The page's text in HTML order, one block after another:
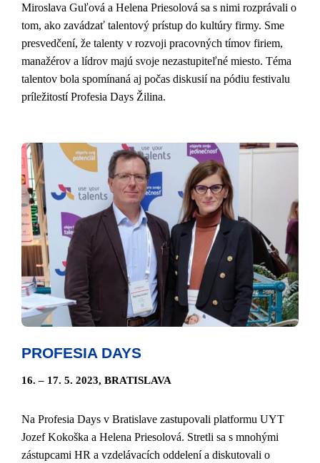
Miroslava Guľová a Helena Priesolová sa s nimi rozprávali o
tom, ako zavádzať talentový prístup do kultúry firmy. Sme
presvedčení, že talenty v rozvoji pracovných tímov firiem,
manažérov a lídrov majú svoje nezastupiteľné miesto. Téma
talentov bola spomínaná aj počas diskusií na pódiu festivalu
príležitostí Profesia Days Žilina.
PROFESIA DAYS
16. – 17. 5. 2023, BRATISLAVA
Na Profesia Days v Bratislave zastupovali platformu UYT
Jozef Kokoška a Helena Priesolová. Stretli sa s mnohými
zástupcami HR a vzdelávacích oddelení a diskutovali o